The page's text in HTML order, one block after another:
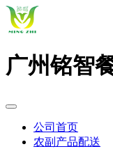
广州铭智
公司首页
农副产品配送